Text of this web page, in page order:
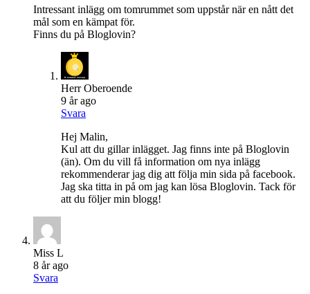
Intressant inlägg om tomrummet som uppstår när en nått det
mål som en kämpat för.
Finns du på Bloglovin?
Herr Oberoende
9 år ago
Svara
Hej Malin,
Kul att du gillar inlägget. Jag finns inte på Bloglovin
(än). Om du vill få information om nya inlägg
rekommenderar jag dig att följa min sida på facebook.
Jag ska titta in på om jag kan lösa Bloglovin. Tack för
att du följer min blogg!
Miss L
8 år ago
Svara